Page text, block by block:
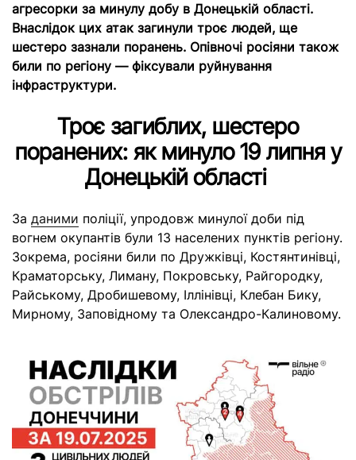
агресорки за минулу добу в Донецькій області.
Внаслідок цих атак загинули троє людей, ще
шестеро зазнали поранень. Опівночі росіяни також
били по регіону — фіксували руйнування
інфраструктури.
Троє загиблих, шестеро
поранених: як минуло 19 липня у
Донецькій області
За даними поліції, упродовж минулої доби під
вогнем окупантів були 13 населених пунктів регіону.
Зокрема, росіяни били по Дружківці, Костянтинівці,
Краматорську, Лиману, Покровську, Райгородку,
Райському, Дробишевому, Іллінівці, Клебан Бику,
Мирному, Заповідному та Олександро-Калиновому.